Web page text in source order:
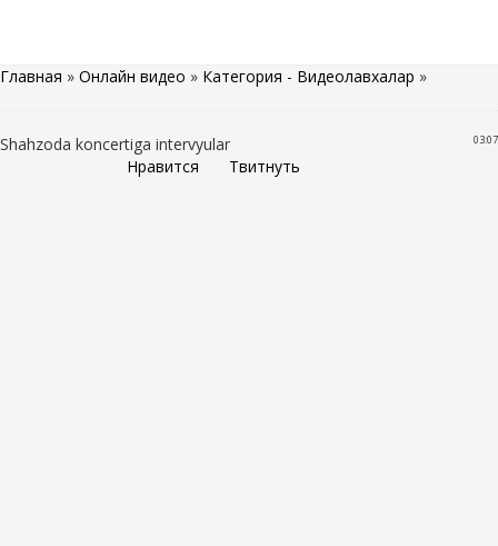
Главная » Онлайн видео » Категория - Видеолавхалар »
03:07
Shahzoda koncertiga intervyular
Нравится
Твитнуть